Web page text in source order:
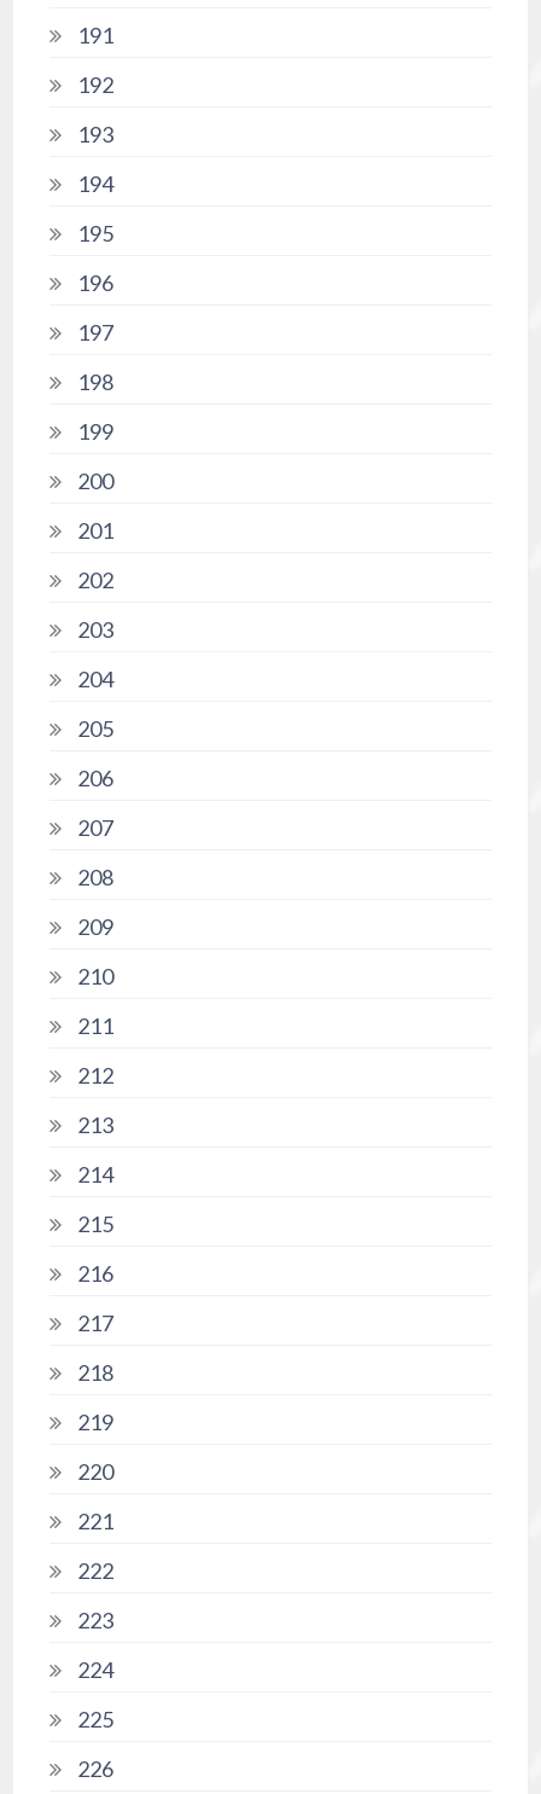
191
192
193
194
195
196
197
198
199
200
201
202
203
204
205
206
207
208
209
210
211
212
213
214
215
216
217
218
219
220
221
222
223
224
225
226